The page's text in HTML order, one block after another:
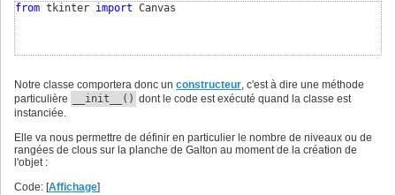
from tkinter import Canvas
Notre classe comportera donc un constructeur, c'est à dire une méthode
particulière
__init__() dont le code est exécuté quand la classe est
instanciée.
Elle va nous permettre de définir en particulier le nombre de niveaux ou de
rangées de clous sur la planche de Galton au moment de la création de
l'objet :
Code: [Affichage]